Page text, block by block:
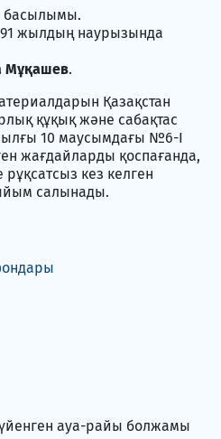
басылымы.
жылдың наурызында
Мұқашев.
Қазақстан
құқық және сабақтас
10 маусымдағы №6-I
жағдайларды қоспағанда,
кез келген
салынады.
ауа-райы болжамы